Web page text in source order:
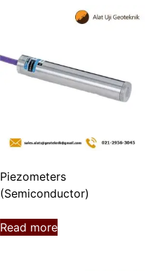
Piezometers
(Semiconductor)
Read more